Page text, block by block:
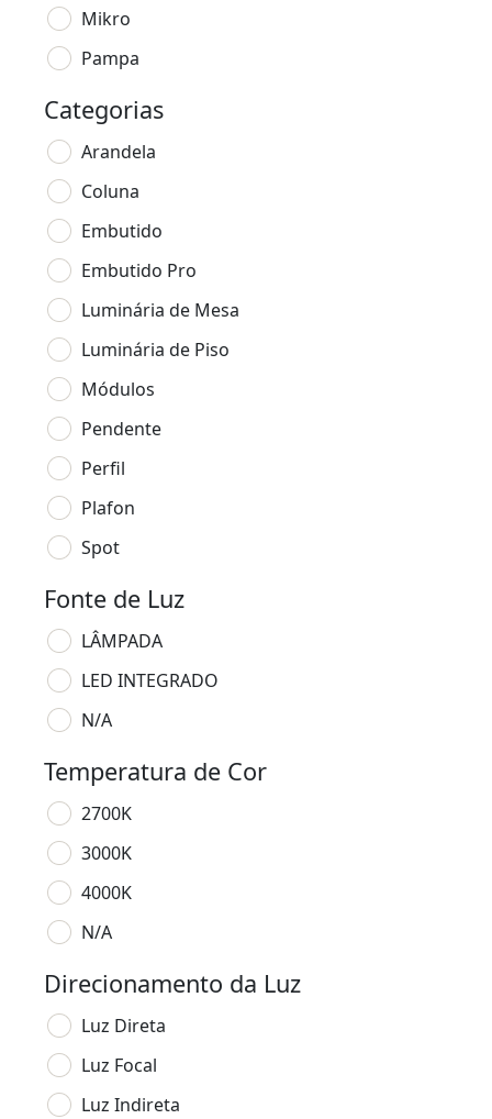
Mikro
Pampa
Categorias
Arandela
Coluna
Embutido
Embutido Pro
Luminária de Mesa
Luminária de Piso
Módulos
Pendente
Perfil
Plafon
Spot
Fonte de Luz
LÂMPADA
LED INTEGRADO
N/A
Temperatura de Cor
2700K
3000K
4000K
N/A
Direcionamento da Luz
Luz Direta
Luz Focal
Luz Indireta